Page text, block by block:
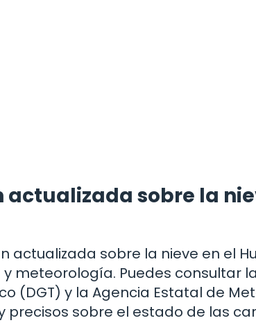
sobre la
sobre la nieve en el
meteorología. Puedes consultar
(DGT) y la Agencia Estatal de
precisos sobre el estado de las